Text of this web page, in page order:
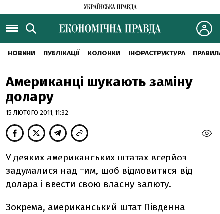
НОВИНИ ПУБЛІКАЦІЇ КОЛОНКИ ІНФРАСТРУКТУРА
Американці шукають заміну
долару
15 ЛЮТОГО 2011, 11:32
У деяких американських штатах всерйоз
задумалися над тим, щоб відмовитися від
долара і ввести свою власну валюту.
Зокрема, американський штат Південна